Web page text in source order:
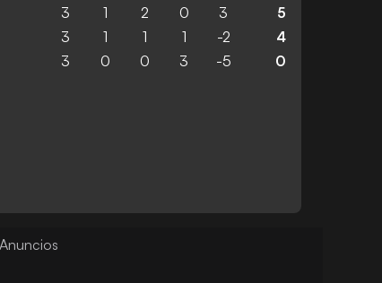
3 1 2 0 3 5
3 1 1 1 -2 4
3 0 0 3 -5 0